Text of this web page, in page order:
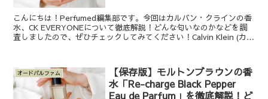
こんにちは！Perfumed編集部です。今回はカルバン・クラインの香
水、CK EVERYONEについて徹底解説！どんな匂いなのかなどを調
査しましたので、ぜひチェックしてみてください！Calvin Klein (カル
オードパルファム
【保存版】モルトンブラウンの香
水「Re-charge Black Pepper
Eau de Parfum」を徹底解説！ど